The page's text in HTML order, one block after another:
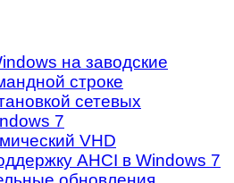
на заводские
строке
сетевых
7
VHD
AHCI в Windows 7